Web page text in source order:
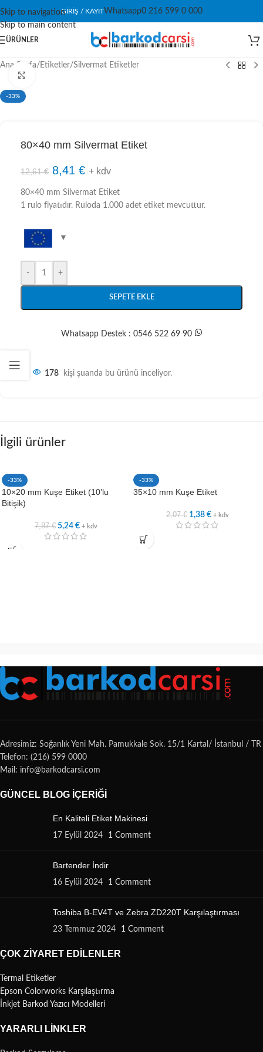
Skip to navigation
Skip to main content
GIRIŞ / KAYITWhatsapp0 216 599 0 000
ÜRÜNLER
Ana Sayfa/ Etiketler/Silvermat Etiketler
-33%
80×40 mm Silvermat Etiket
12,61€ 8,41 € + kdv
80×40 mm Silvermat Etiket
1 rulo fiyatıdır. Ruloda 1.000 adet etiket mevcuttur.
- +
SEPETE EKLE
Whatsapp Destek : 0546 522 69 90
178 kişi şuanda bu ürünü inceliyor.
İlgili ürünler
-33%
10×20 mm Kuşe Etiket (10’lu
Bitişik)
7,87€ 5,24 € + kdv
-33%
35×10 mm Kuşe Etiket
2,07€ 1,38 € + kdv
Adresimiz: Soğanlık Yeni Mah. Pamukkale Sok. 15/1 Kartal/ İstanbul / TR
Telefon: (216) 599 0000
Mail: info@barkodcarsi.com
GÜNCEL BLOG İÇERIĞI
En Kaliteli Etiket Makinesi
17 Eylül 2024 1 Comment
Bartender İndir
16 Eylül 2024 1 Comment
Toshiba B-EV4T ve Zebra ZD220T Karşılaştırması
23 Temmuz 2024 1 Comment
ÇOK ZIYARET EDILENLER
Termal Etiketler
Epson Colorworks Karşılaştırma
İnkjet Barkod Yazıcı Modelleri
YARARLI LINKLER